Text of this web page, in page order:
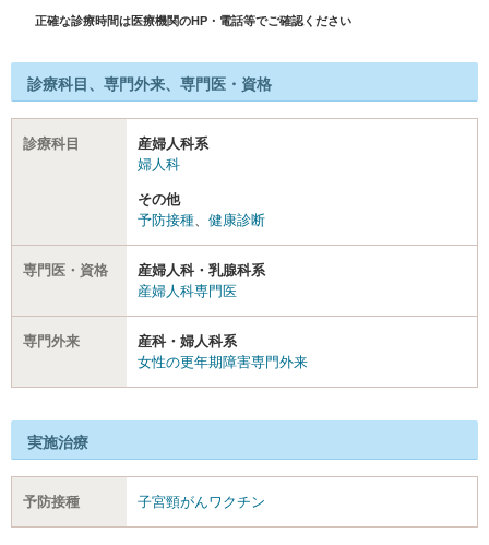
正確な診療時間は医療機関のHP・電話等でご確認ください
診療科目、専門外来、専門医・資格
診療科目
産婦人科系
婦人科
その他
予防接種、 健康診断
専門医・資格
産婦人科・乳腺科系
産婦人科専門医
専門外来
産科・婦人科系
女性の更年期障害専門外来
実施治療
予防接種 子宮頸がんワクチン